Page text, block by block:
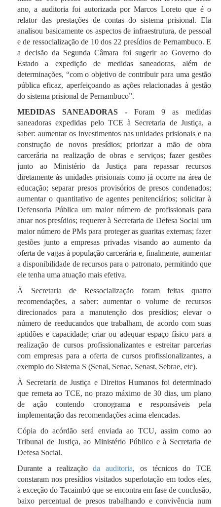
ano, a auditoria foi autorizada por Marcos Loreto que é o
relator das prestações de contas do sistema prisional. Ela
analisou basicamente os aspectos de infraestrutura, de pessoal
e de ressocialização de 10 dos 22 presídios de Pernambuco. E
a decisão da Segunda Câmara foi sugerir ao Governo do
Estado a expedição de medidas saneadoras, além de
determinações, “com o objetivo de contribuir para uma gestão
pública eficaz, aperfeiçoando as ações relacionadas à gestão
do sistema prisional de Pernambuco”.
MEDIDAS SANEADORAS - Foram 9 as medidas
saneadoras expedidas pelo TCE à Secretaria de Justiça, a
saber: aumentar os investimentos nas unidades prisionais e na
construção de novos presídios; priorizar a mão de obra
carcerária na realização de obras e serviços; fazer gestões
junto ao Ministério da Justiça para repassar recursos
diretamente às unidades prisionais como já ocorre na área de
educação; separar presos provisórios de presos condenados;
aumentar o quantitativo de agentes penitenciários; solicitar à
Defensoria Pública um maior número de profissionais para
atuar nos presídios; requerer à Secretaria de Defesa Social um
maior número de PMs para proteger as guaritas externas; fazer
gestões junto a empresas privadas visando ao aumento da
oferta de vagas à população carcerária e, finalmente, aumentar
a disponibilidade de recursos para o patronato, permitindo que
ele tenha uma atuação mais efetiva.
À Secretaria de Ressocialização foram feitas quatro
recomendações, a saber: aumentar o volume de recursos
direcionados para a manutenção dos presídios; elevar o
número de reeducandos que trabalham, de acordo com suas
aptidões e capacidade; criar ou adequar espaço físico para a
realização de cursos profissionalizantes e estreitar parcerias
com empresas para a oferta de cursos profissionalizantes, a
exemplo do Sistema S (Senai, Senac, Senast, Sebrae, etc).
À Secretaria de Justiça e Direitos Humanos foi determinado
que remeta ao TCE, no prazo máximo de 30 dias, um plano
de ação contendo cronograma e responsáveis pela
implementação das recomendações acima elencadas.
Cópia do acórdão será enviada ao TCU, assim como ao
Tribunal de Justiça, ao Ministério Público e à Secretaria de
Defesa Social.
Durante a realizaçãoda auditoria, os técnicos do TCE
constaram nos presídios visitados superlotação em todos eles,
à exceção do Tacaimbó que se encontra em fase de conclusão,
baixo percentual de presos trabalhando e convivência num